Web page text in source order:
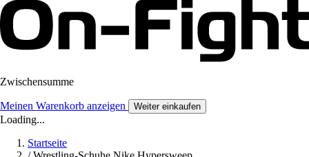
Zwischensumme
Meinen Warenkorb anzeigen Weiter einkaufen
Loading...
Startseite